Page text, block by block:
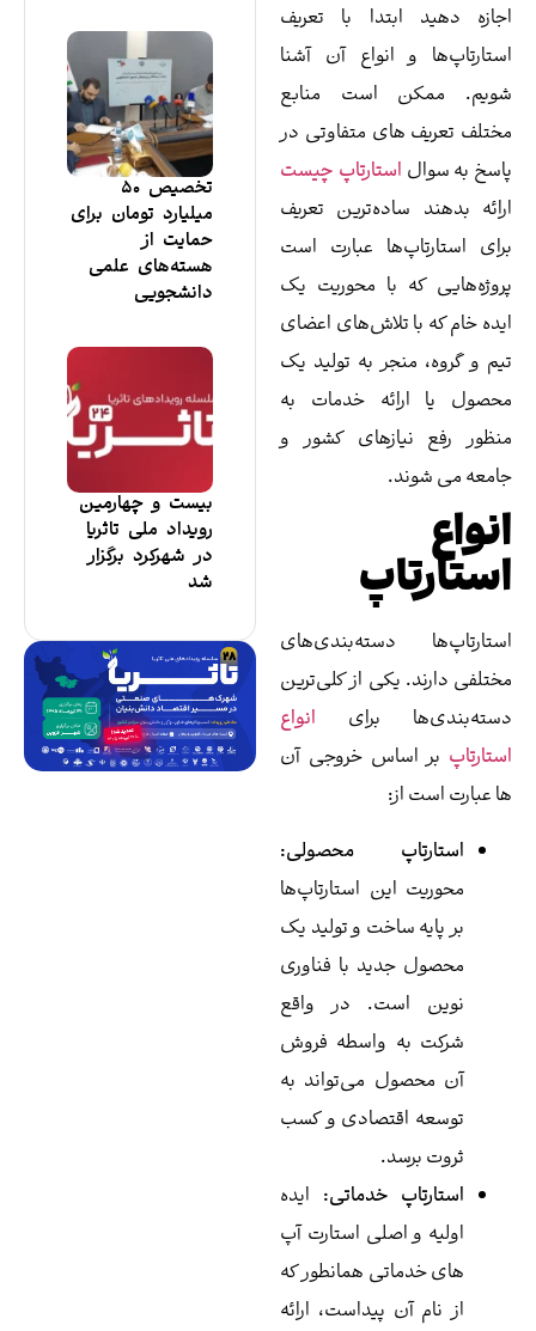
با تعریف
آن آشنا
است منابع
متفاوتی در
استارتاپ چیست
تعریف
عبارت است
با محوریت یک
اعضای
به تولید یک
خدمات به
کشور و
از کلی‌ترین
برایانواع
خروجی آن
محصولی:
استارتاپ‌ها
و تولید یک
با فناوری
در واقع
واسطه فروش
می‌تواند به
و کسب
خدماتی:ایده
استارت آپ
همانطور که
پیداست، ارائه
میلیارد تومان برای
حمایت از
دانشجویی